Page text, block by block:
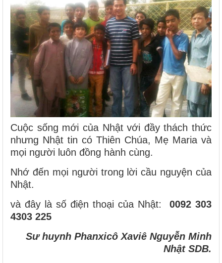
Cuộc sống mới của Nhật với đầy thách thức
nhưng Nhật tin có Thiên Chúa, Mẹ Maria và
mọi người luôn đồng hành cùng.
Nhớ đến mọi người trong lời cầu nguyện của
Nhật.
và đây là số điện thoại của Nhật: 0092 303
4303 225
Sư huynh Phanxicô Xaviê Nguyễn Minh
Nhật SDB.